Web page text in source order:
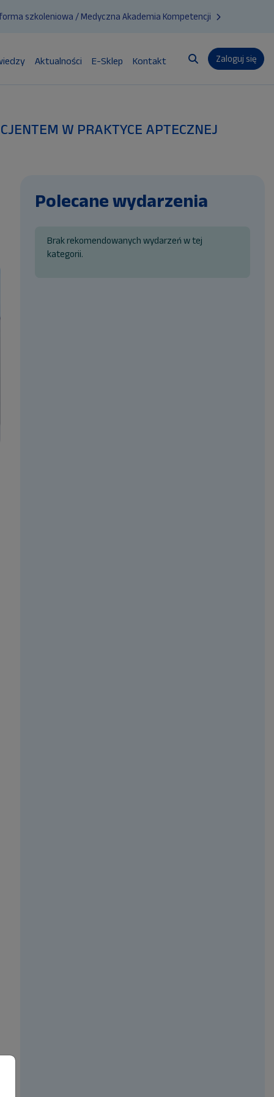
szkoleniowa / Medyczna Akademia Kompetencji
Aktualności E-Sklep
Kontakt
Przełącznik
Zaloguj się
W PRAKTYCE APTECZNEJ
Polecane wydarzenia
Brak rekomendowanych wydarzeń w tej
kategorii.